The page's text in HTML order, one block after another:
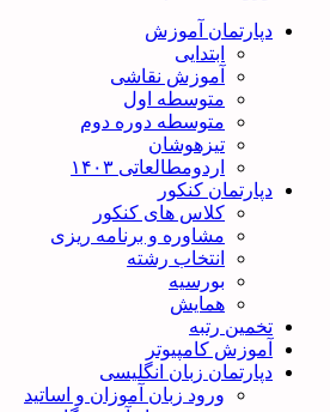
دپارتمان آموزش
ابتدایی
آموزش نقاشی
متوسطه اول
متوسطه دوره دوم
تیزهوشان
اردومطالعاتی ۱۴۰۳
دپارتمان کنکور
کلاس های کنکور
مشاوره و برنامه ریزی
انتخاب رشته
بورسیه
همایش
تخمین رتبه
آموزش کامپیوتر
دپارتمان زبان انگلیسی
ورود زبان آموزان و اساتید